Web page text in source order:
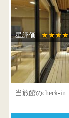
星評価 :★★★★
奥伊香
群馬県 渋川市伊
当旅館のcheck-